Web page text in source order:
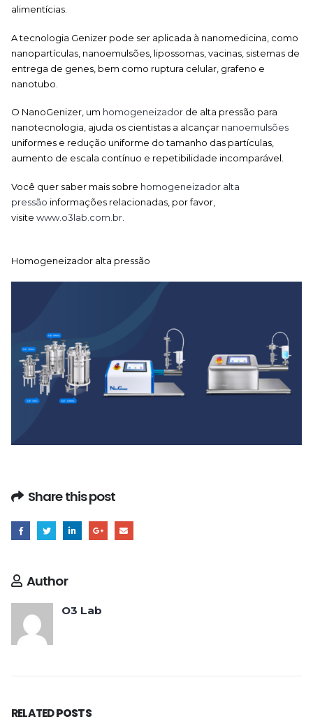
alimentícias.
A tecnologia Genizer pode ser aplicada à nanomedicina, como
nanopartículas, nanoemulsões, lipossomas, vacinas, sistemas de
entrega de genes, bem como ruptura celular, grafeno e
nanotubo.
O NanoGenizer, um homogeneizador de alta pressão para
nanotecnologia, ajuda os cientistas a alcançar nanoemulsões
uniformes e redução uniforme do tamanho das partículas,
aumento de escala contínuo e repetibilidade incomparável.
Você quer saber mais sobre homogeneizador alta
pressão informações relacionadas, por favor,
visite www.o3lab.com.br
Homogeneizador alta pressão
Share this post
Author
O3 Lab
RELATEDPOSTS